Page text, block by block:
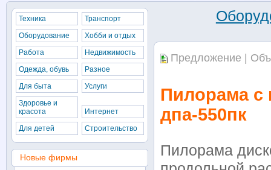
Предложение |
Пилорама с
дпа-550пк
Пилорама
Техника
Транспорт
Оборудование
Хобби и отдых
Работа
Недвижимость
Одежда, обувь
Разное
Для быта
Услуги
Здоровье и
красота
Интернет
Для детей
Строительство
Новые фирмы